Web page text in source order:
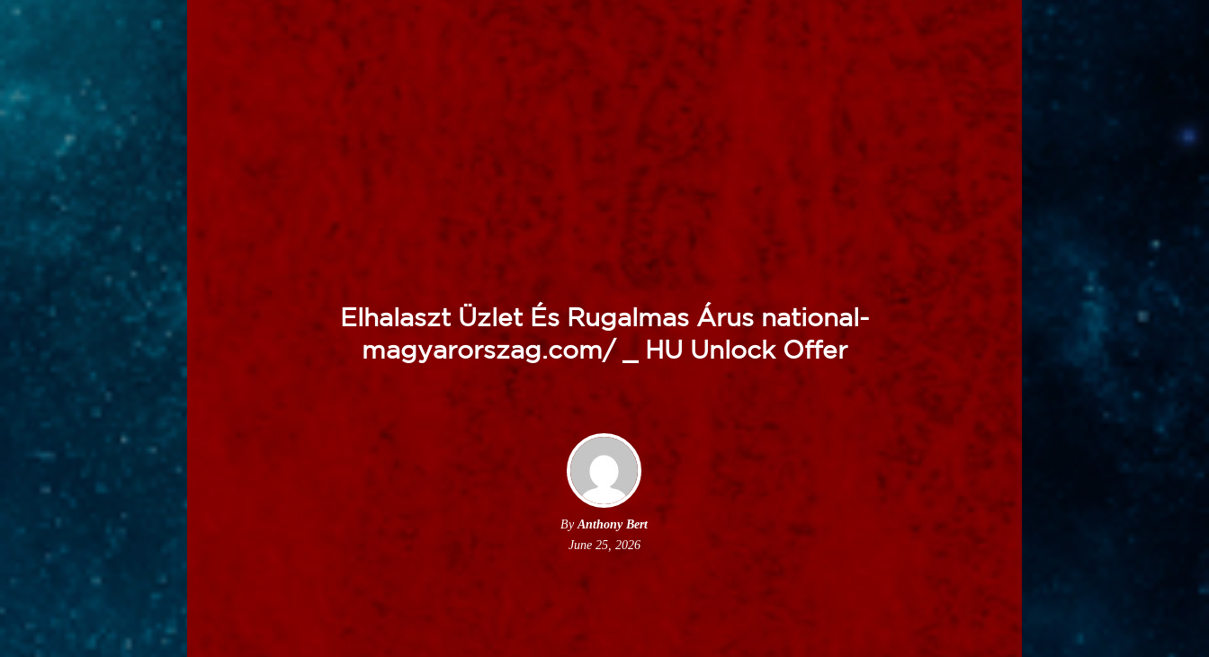
Elhalaszt Üzlet És Rugalmas Árus national-
magyarorszag.com/ _ HU Unlock Offer
ByAnthony Bert
June 25, 2026